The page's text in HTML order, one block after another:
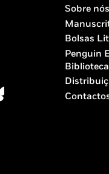
Sobre nós
Bolsas
Penguin